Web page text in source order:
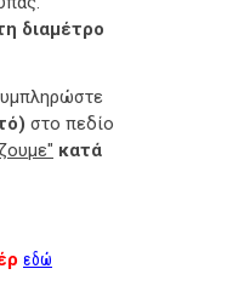
διαμέτρο
στο πεδίο
κατά
εδώ